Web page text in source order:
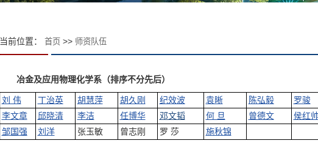
当前位置： 首页>> 师资队伍
冶金及应用物理化学系（排序不分先后）
刘 伟 丁治英 胡慧萍 胡久刚 纪效波 袁晰 陈弘毅
罗骏
李文章
邱晓清 李洁 任博华 邓文韬 何 旦 曾德文
侯红帅
邹国强
刘洋 张玉敏 曾志刚 罗 莎 施秋锦